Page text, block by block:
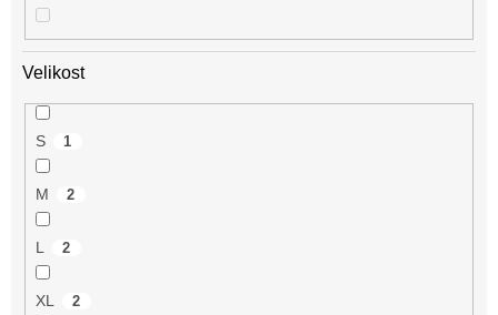
Velikost
S 1
M 2
L 2
XL 2